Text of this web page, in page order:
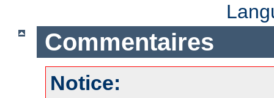
Commentaires
Notice: